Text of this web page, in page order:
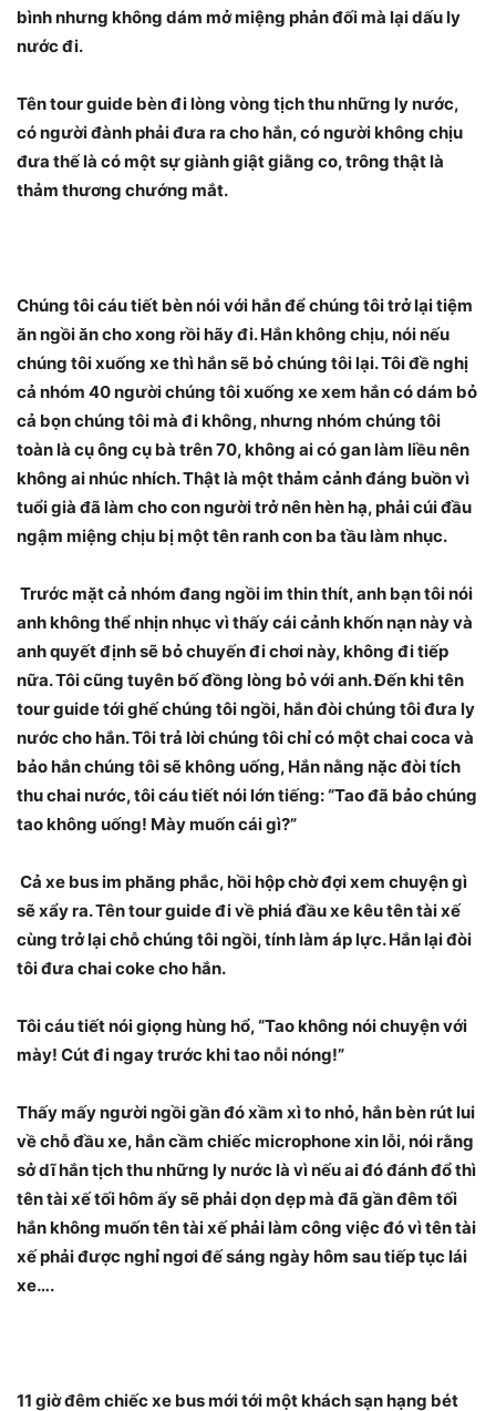
bình nhưng không dám mở miệng phản đối mà lại dấu ly
nước đi.
Tên tour guide bèn đi lòng vòng tịch thu những ly nước,
có người đành phải đưa ra cho hắn, có người không chịu
đưa thế là có một sự giành giật giằng co, trông thật là
thảm thương chướng mắt.
Chúng tôi cáu tiết bèn nói với hắn để chúng tôi trở lại tiệm
ăn ngồi ăn cho xong rồi hãy đi. Hắn không chịu, nói nếu
chúng tôi xuống xe thì hắn sẽ bỏ chúng tôi lại. Tôi đề nghị
cả nhóm 40 người chúng tôi xuống xe xem hắn có dám bỏ
cả bọn chúng tôi mà đi không, nhưng nhóm chúng tôi
toàn là cụ ông cụ bà trên 70, không ai có gan làm liều nên
không ai nhúc nhích. Thật là một thảm cảnh đáng buồn vì
tuổi già đã làm cho con người trở nên hèn hạ, phải cúi đầu
ngậm miệng chịu bị một tên ranh con ba tầu làm nhục.
Trước mặt cả nhóm đang ngồi im thin thít, anh bạn tôi nói
anh không thể nhịn nhục vì thấy cái cảnh khốn nạn này và
anh quyết định sẽ bỏ chuyến đi chơi này, không đi tiếp
nữa. Tôi cũng tuyên bố đồng lòng bỏ với anh. Đến khi tên
tour guide tới ghế chúng tôi ngồi, hắn đòi chúng tôi đưa ly
nước cho hắn. Tôi trả lời chúng tôi chỉ có một chai coca và
bảo hắn chúng tôi sẽ không uống, Hắn nằng nặc đòi tích
thu chai nước, tôi cáu tiết nói lớn tiếng: “Tao đã bảo chúng
tao không uống! Mày muốn cái gì?”
Cả xe bus im phăng phắc, hồi hộp chờ đợi xem chuyện gì
sẽ xẩy ra. Tên tour guide đi về phiá đầu xe kêu tên tài xế
cùng trở lại chỗ chúng tôi ngồi, tính làm áp lực. Hắn lại đòi
tôi đưa chai coke cho hắn.
Tôi cáu tiết nói giọng hùng hổ, “Tao không nói chuyện với
mày! Cút đi ngay trước khi tao nỗi nóng!”
Thấy mấy người ngồi gần đó xầm xì to nhỏ, hắn bèn rút lui
về chỗ đầu xe, hắn cầm chiếc microphone xin lỗi, nói rằng
sở dĩ hắn tịch thu những ly nước là vì nếu ai đó đánh đổ thì
tên tài xế tối hôm ấy sẽ phải dọn dẹp mà đã gần đêm tối
hắn không muốn tên tài xế phải làm công việc đó vì tên tài
xế phải được nghỉ ngơi đế sáng ngày hôm sau tiếp tục lái
xe….
11 giờ đêm chiếc xe bus mới tới một khách sạn hạng bét